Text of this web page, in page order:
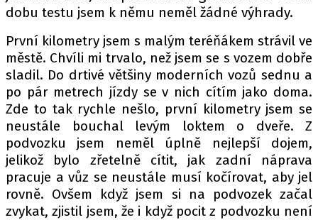
dobu testu jsem k němu neměl žádné výhrady.
První kilometry jsem s malým teréňákem strávil ve
městě. Chvíli mi trvalo, než jsem se s vozem dobře
sladil. Do drtivé většiny moderních vozů sednu a
po pár metrech jízdy se v nich cítím jako doma.
Zde to tak rychle nešlo, první kilometry jsem se
neustále bouchal levým loktem o dveře. Z
podvozku jsem neměl úplně nejlepší dojem,
jelikož bylo zřetelně cítit, jak zadní náprava
pracuje a vůz se neustále musí kočírovat, aby jel
rovně. Ovšem když jsem si na podvozek začal
zvykat, zjistil jsem, že i když pocit z podvozku není